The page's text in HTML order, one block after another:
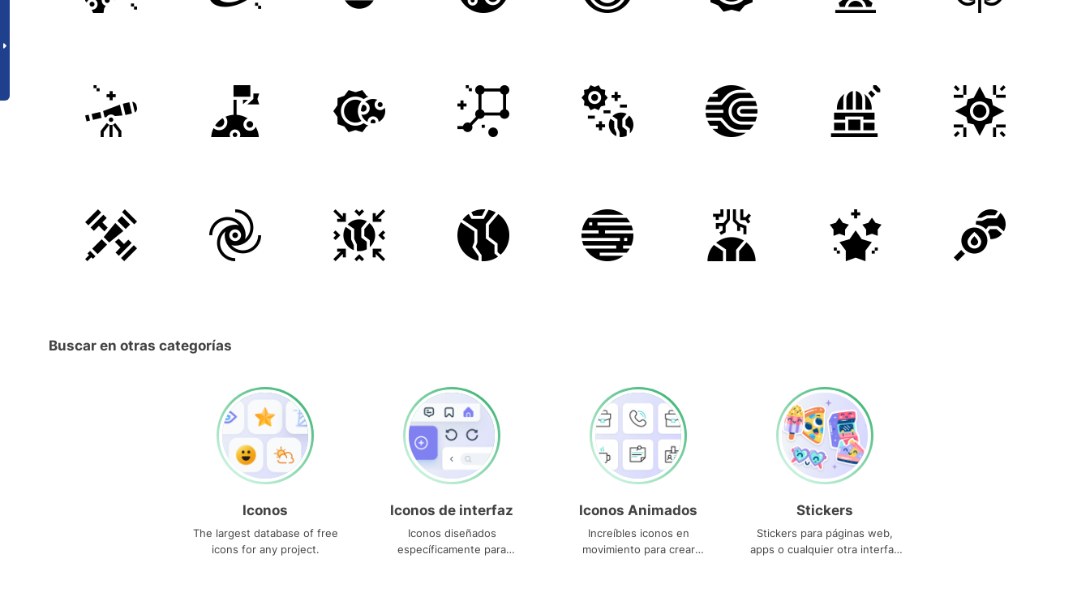
Buscar en otras categorías
Iconos
The largest database of free
icons for any project.
Iconos de interfaz
Iconos diseñados
específicamente para
Iconos Animados
Increíbles iconos en
movimiento para crear
Stickers
Stickers para páginas web,
apps o cualquier otra interfaz